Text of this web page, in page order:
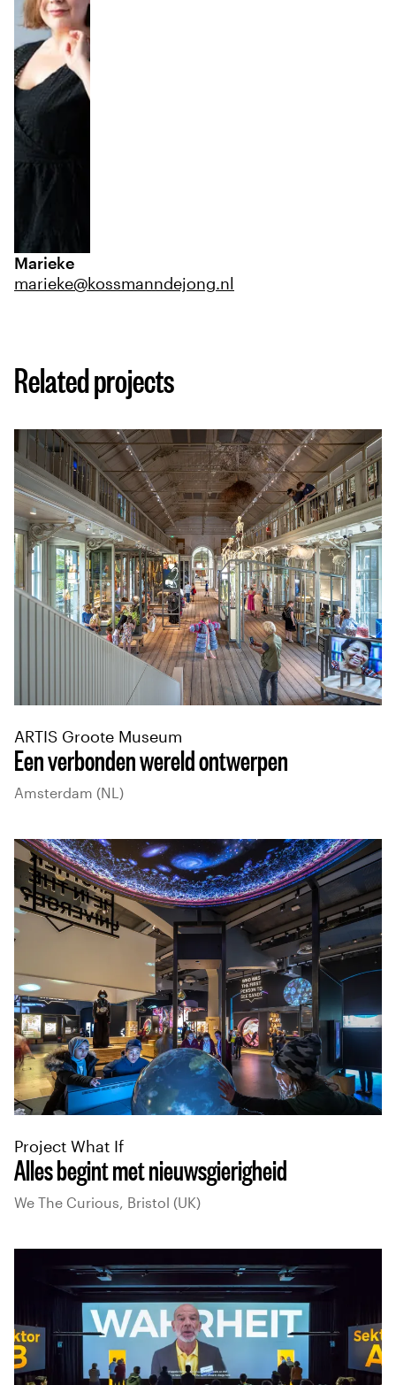
Marieke
marieke@kossmanndejong.nl
Related projects
Een verbonden wereld ontwerpen
ARTIS Groote Museum
Amsterdam (NL)
Alles begint met nieuwsgierigheid
Project What If
We The Curious, Bristol (UK)